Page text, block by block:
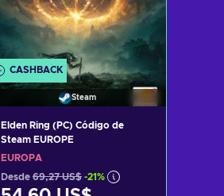
CASHBACK
Steam
Elden Ring (PC) Código de
Steam EUROPE
EUROPA
Desde 69,27 US$ -21%